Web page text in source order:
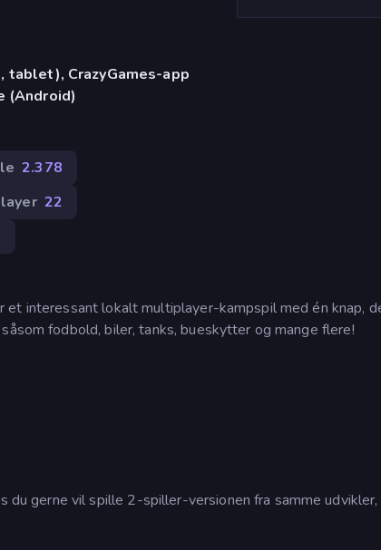
CrazyGames-app
(Android)
2.378
22
interessant lokalt multiplayer-kampspil med én knap,
fodbold, biler, tanks, bueskytter og mange flere!
du gerne vil spille 2-spiller-versionen fra samme